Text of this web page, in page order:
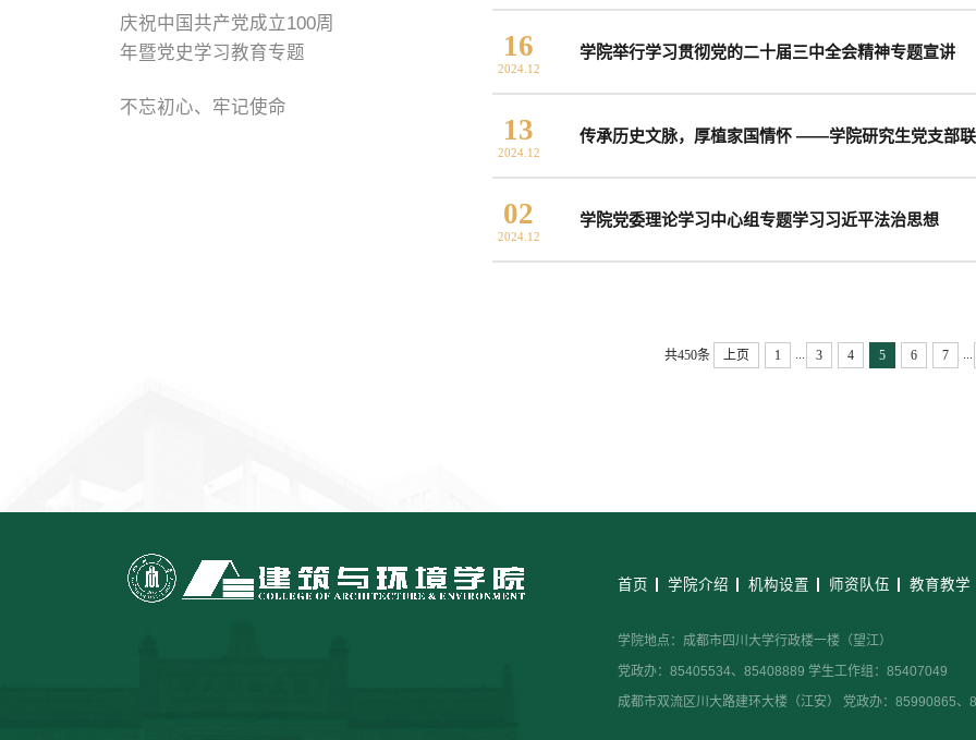
庆祝中国共产党成立100周
年暨党史学习教育专题
不忘初心、牢记使命
16
2024.12
学院举行学习贯彻党的二十届三中全会精神专题宣讲
13
2024.12
传承历史文脉，厚植家国情怀 ——学院研究生党支部
02
2024.12
学院党委理论学习中心组专题学习习近平法治思想
共450条 上页 1 3 4 5 6 7
首页 学院介绍 机构设置 师资队伍 教育教学
学院地点：成都市四川大学行政楼一楼（望江）
党政办：85405534、85408889 学生工作组：85407049
成都市双流区川大路建环大楼（江安） 党政办：85990865